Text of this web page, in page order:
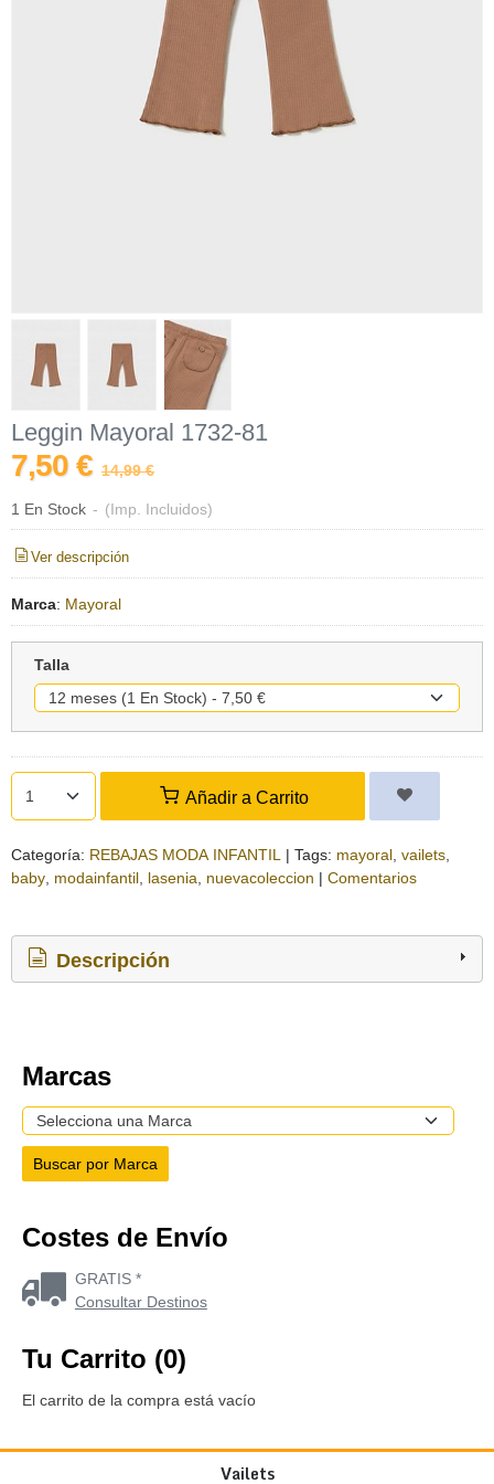
Leggin Mayoral 1732-81
7,50 € 14,99 €
1 En Stock - (Imp. Incluidos)
Ver descripción
Marca: Mayoral
Talla
Añadir a Carrito
Categoría: REBAJAS MODA INFANTIL | Tags: mayoral vailets
baby modainfantil lasenia nuevacoleccion | Comentarios
Descripción
Marcas
Costes de Envío
GRATIS *
Consultar Destinos
Tu Carrito (0)
El carrito de la compra está vacío
Vailets